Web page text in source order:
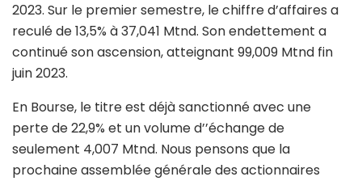
2023. Sur le premier semestre, le chiffre d’affaires a
reculé de 13,5% à 37,041 Mtnd. Son endettement a
continué son ascension, atteignant 99,009 Mtnd fin
juin 2023.
En Bourse, le titre est déjà sanctionné avec une
perte de 22,9% et un volume d’’échange de
seulement 4,007 Mtnd. Nous pensons que la
prochaine assemblée générale des actionnaires